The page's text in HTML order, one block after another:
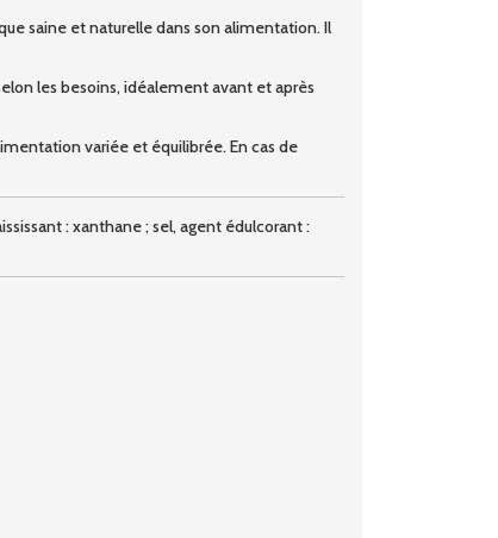
saine et naturelle dans son alimentation. Il
les besoins, idéalement avant et après
variée et équilibrée. En cas de
: xanthane ; sel, agent édulcorant :